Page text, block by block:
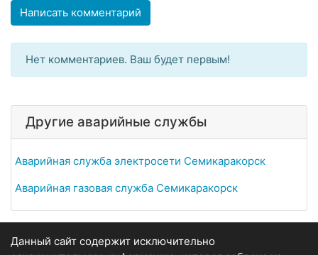
Написать комментарий
Нет комментариев. Ваш будет первым!
Другие аварийные службы
Аварийная служба электросети Семикаракорск
Аварийная газовая служба Семикаракорск
Данный сайт содержит исключительно